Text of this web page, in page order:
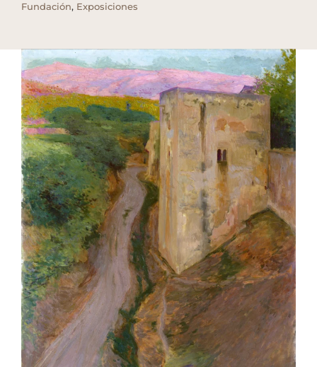
Fundación, Exposiciones